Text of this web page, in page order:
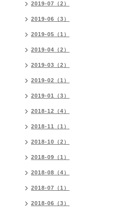
2019-07（2）
2019-06（3）
2019-05（1）
2019-04（2）
2019-03（2）
2019-02（1）
2019-01（3）
2018-12（4）
2018-11（1）
2018-10（2）
2018-09（1）
2018-08（4）
2018-07（1）
2018-06（3）